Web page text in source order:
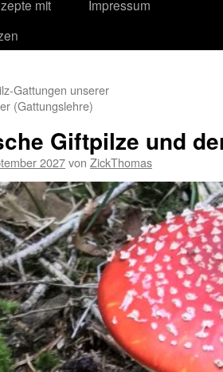
mit
Impressum
Gattungen unserer
(Gattungslehre)
Giftpilze und
2027von ZickThomas